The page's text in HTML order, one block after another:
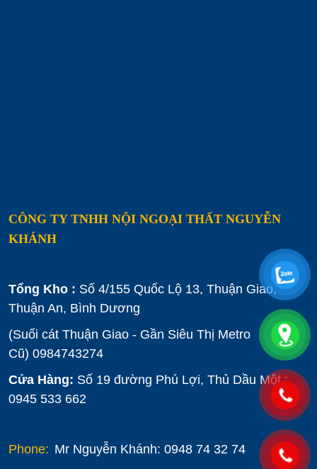
CÔNG TY TNHH NỘI NGOẠI THẤT NGUYỄN
KHÁNH
Tổng Kho : Số 4/155 Quốc Lộ 13, Thuận Giao,
Thuận An, Bình Dương
(Suối cát Thuận Giao - Gần Siêu Thị Metro
Cũ) 0984743274
Cửa Hàng: Số 19 đường Phú Lợi, Thủ Dầu Một :
0945 533 662
Phone: Mr Nguyễn Khánh: 0948 74 32 74